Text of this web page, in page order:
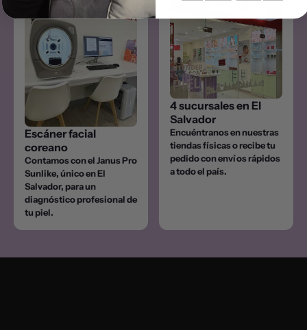
Escáner facial
coreano
Contamos con el Janus Pro
Sunlike, único en El
Salvador, para un
diagnóstico profesional de
tu piel.
4 sucursales en El
Salvador
Encuéntranos en nuestras
tiendas físicas o recibe tu
pedido con envíos rápidos
a todo el país.